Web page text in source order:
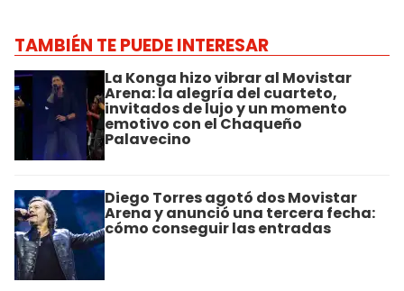
TAMBIÉN TE PUEDE INTERESAR
La Konga hizo vibrar al Movistar
Arena: la alegría del cuarteto,
invitados de lujo y un momento
emotivo con el Chaqueño
Palavecino
Diego Torres agotó dos Movistar
Arena y anunció una tercera fecha:
cómo conseguir las entradas